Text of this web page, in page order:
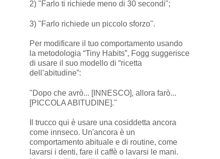
2) "Farlo ti richiede meno di 30 secondi";
3) "Farlo richiede un piccolo sforzo".
Per modificare il tuo comportamento usando
la metodologia “Tiny Habits”, Fogg suggerisce
di usare il suo modello di “ricetta
dell’abitudine”:
"Dopo che avrò... [INNESCO], allora farò...
[PICCOLA ABITUDINE]."
Il trucco qui è usare una cosiddetta ancora
come innseco. Un'ancora è un
comportamento abituale e di routine, come
lavarsi i denti, fare il caffè o lavarsi le mani.